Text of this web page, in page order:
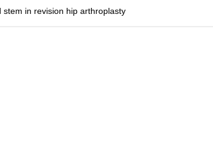
in revision hip arthroplasty